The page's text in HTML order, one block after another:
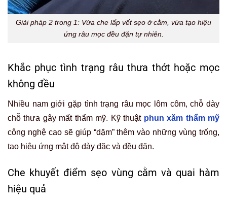
Giải pháp 2 trong 1: Vừa che lấp vết sẹo ở cằm, vừa tạo hiệu
ứng râu mọc đều đặn tự nhiên.
Khắc phục tình trạng râu thưa thớt hoặc mọc
không đều
Nhiều nam giới gặp tình trạng râu mọc lôm côm, chỗ dày
chỗ thưa gây mất thẩm mỹ. Kỹ thuật phun xăm thẩm mỹ
công nghệ cao sẽ giúp “dặm” thêm vào những vùng trống,
tạo hiệu ứng mật độ dày đặc và đều đặn.
Che khuyết điểm sẹo vùng cằm và quai hàm
hiệu quả